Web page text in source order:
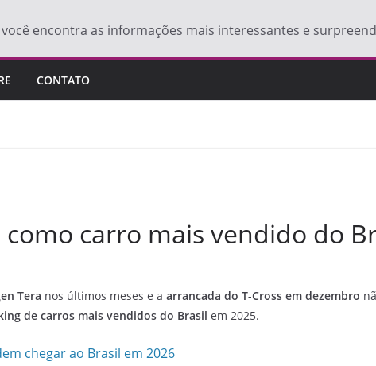
encontra as informações mais interessantes e
CONTATO
como carro mais vendido do
Tera nos últimos meses e a arrancada do T-Cross em dezembro
de carros mais vendidos do Brasil em 2025.
chegar ao Brasil em 2026